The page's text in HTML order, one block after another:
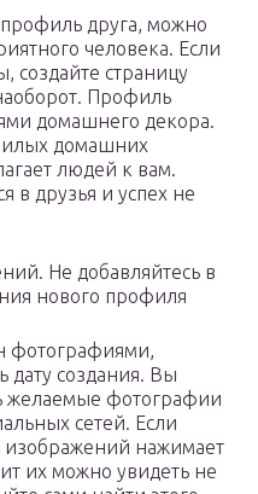
друга, можно
человека. Если
страницу
Профиль
домашнего декора.
домашних
людей к вам.
в друзья и успех не
Не добавляйтесь в
нового профиля
фотографиями,
дату создания. Вы
желаемые фотографии
сетей. Если
нажимает
их можно увидеть не